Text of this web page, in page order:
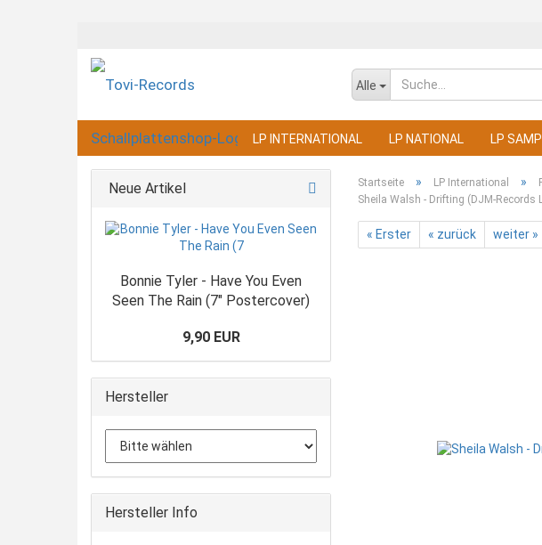
Alle
LP INTERNATIONAL LP NATIONAL LP
Startseite » LP International »
Sheila Walsh - Drifting (DJM-Records
« Erster « zurück weiter »
Neue Artikel
Bonnie Tyler - Have You Even
Seen The Rain (7" Postercover)
9,90 EUR
Hersteller
Hersteller Info